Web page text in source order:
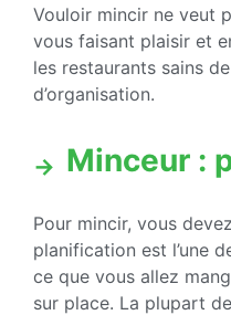
Vouloir mincir ne veut
vous faisant plaisir et
les restaurants sains
d’organisation.
Minceur :
Pour mincir, vous
planification est l’une
ce que vous allez
sur place. La plupart